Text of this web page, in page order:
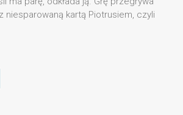
niesparowaną kartą Piotrusiem, czyli